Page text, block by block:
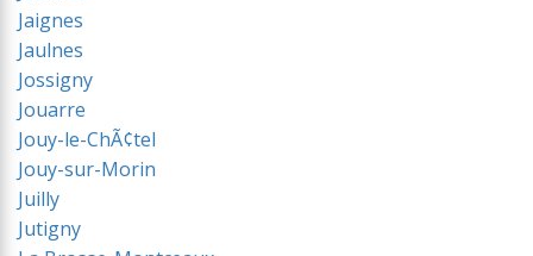
Jaignes
Jaulnes
Jossigny
Jouarre
Jouy-le-ChÃ¢tel
Jouy-sur-Morin
Juilly
Jutigny